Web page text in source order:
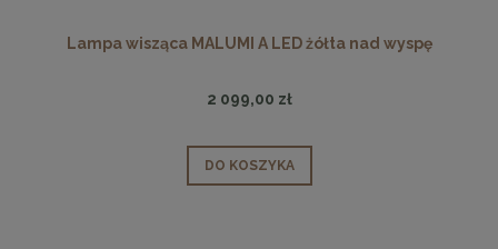
Lampa wisząca MALUMI A LED żółta nad wyspę
2 099,00 zł
DO KOSZYKA